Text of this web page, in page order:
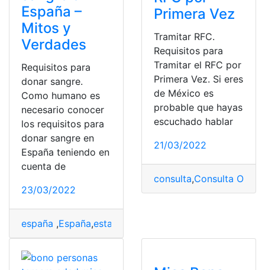
España –
Mitos y
Verdades
Requisitos para
donar sangre.
Como humano es
necesario conocer
los requisitos para
donar sangre en
España teniendo en
cuenta de
23/03/2022
españa ,España,estado
Primera Vez
Tramitar RFC.
Requisitos para
Tramitar el RFC por
Primera Vez. Si eres
de México es
probable que hayas
escuchado hablar
21/03/2022
consulta,Consulta Online